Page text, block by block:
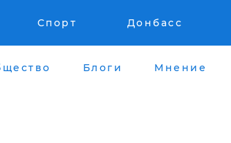
Спорт Донбасс
Блоги Мнение